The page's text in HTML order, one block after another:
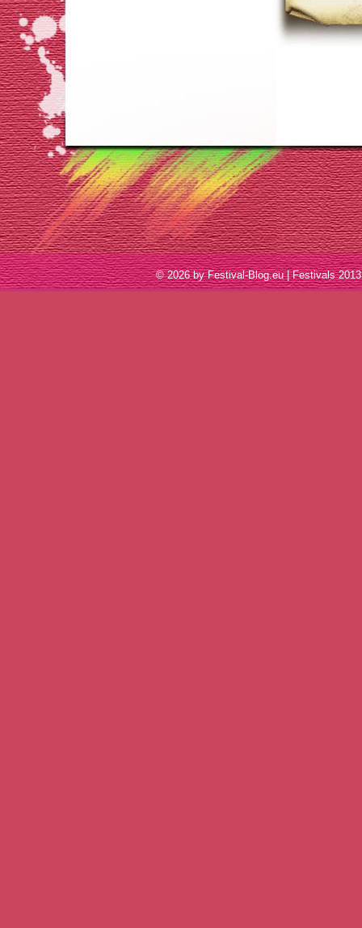
© 2026 by Festival-Blog.eu | Festivals